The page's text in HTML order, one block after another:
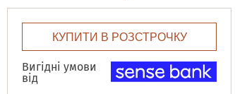
КУПИТИ В РОЗСТРОЧКУ
Вигідні умови
від